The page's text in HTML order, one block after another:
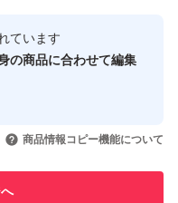
全なユーザーです
完了させた実績があります
引実績があります
ています
の商品に合わせて編集
商品情報コピー機能について